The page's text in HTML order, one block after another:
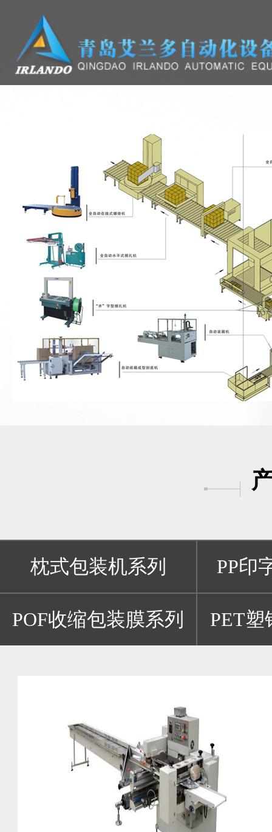
枕式包装机系列 PP印
POF收缩包装膜系列 PET